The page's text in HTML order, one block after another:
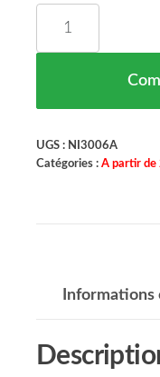
UGS : NI3006A
Catégories : A partir de